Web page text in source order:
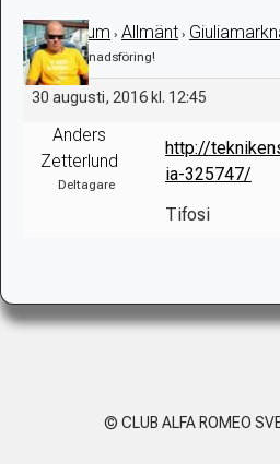
› Forum › Allmänt ›
Giuliamarknadsföring!
30 augusti, 2016 kl. 12:45
Anders
Zetterlund
Deltagare
http://
ia-325747/
Tifosi
© CLUB ALFA ROMEO